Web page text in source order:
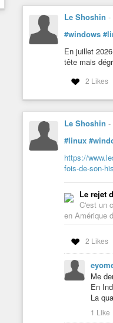
Le Shoshin -
#windows
En juillet
tête mais
2 Likes
Le Shoshin -
#linux
https://
fois-de-son-
Le rejet
C'est un
en Amérique
2 Likes
Me
En
La
1 Like